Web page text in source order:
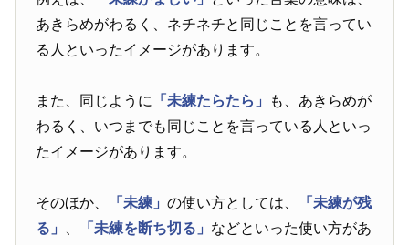
あきらめがわるく、ネチネチと同じことを言ってい
る人といったイメージがあります。
また、同じように 「未練たらたら」
も、あきらめが
わるく、いつまでも同じことを言っている人といっ
たイメージがあります。
そのほか、 「未練」の使い方としては、
「未練が残
る」
「未練を断ち切る」 などといった使い方があ